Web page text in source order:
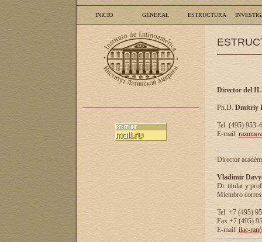
INICIO GENERAL ESTRUCTURA
Director del
Ph.D. Dmitriy
Tel. (495) 953-
E-mail:
Director
Vladimir
Dr. titular y
Miembro
Tel. +7 (495)
Fax +7 (495)
E-mail: ilac-